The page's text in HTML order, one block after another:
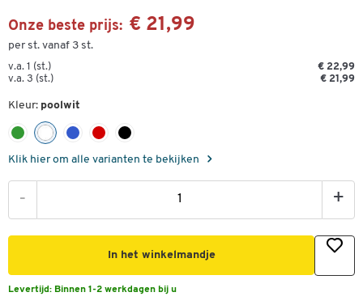
Onze beste prijs: € 21,99
per st. vanaf 3 st.
v.a. 1 (st.)
€ 22,99
v.a. 3 (st.)
€ 21,99
Kleur: poolwit
Klik hier om alle varianten te bekijken
- +
In het winkelmandje
Levertijd: Binnen 1-2 werkdagen bij u